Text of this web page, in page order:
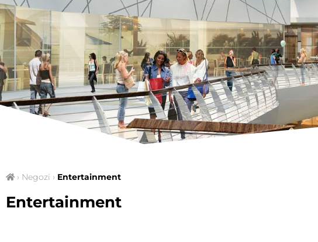
› Negozi › Entertainment
Entertainment